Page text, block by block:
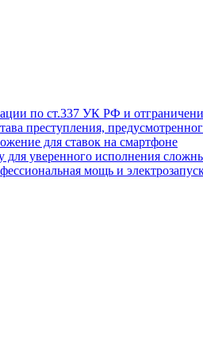
по ст.337 УК РФ и
преступления,
для ставок на смартфоне
для уверенного исполнения
мощь и